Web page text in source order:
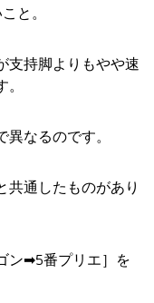
と。
支持脚よりもやや速
なるのです。
共通したものがあり
ン➡︎5番プリエ］を